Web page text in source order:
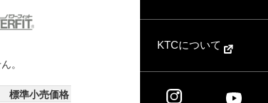
KTCについて
。
標準小売価格